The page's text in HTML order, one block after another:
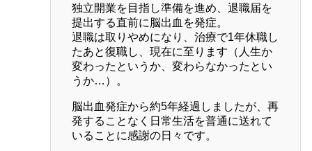
独立開業を目指し準備を進め、退職届を
提出する直前に脳出血を発症。
退職は取りやめになり、治療で1年休職し
たあと復職し、現在に至ります（人生か
変わったというか、変わらなかったとい
うか…）。
脳出血発症から約5年経過しましたが、再
発することなく日常生活を普通に送れて
いることに感謝の日々です。